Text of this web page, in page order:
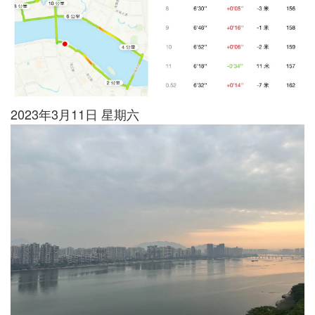
2023年3月11日 星期六